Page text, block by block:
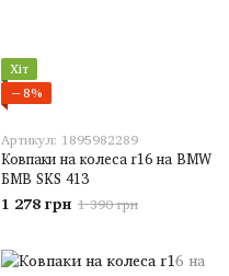
Хіт
−8%
Артикул: 1895982289
Ковпаки на колеса r16 на BMW
БМВ SKS 413
1 278 грн 1 390 грн